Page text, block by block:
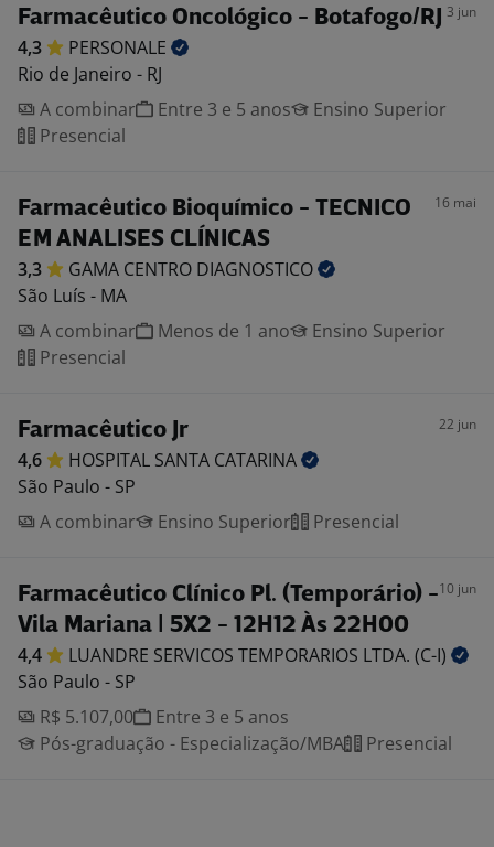
Farmacêutico Oncológico - Botafogo/RJ 3 jun
4,3
PERSONALE
Rio de Janeiro - RJ
A combinar
Entre 3 e 5 anos
Ensino Superior
Presencial
Farmacêutico Bioquímico - TECNICO
EM ANALISES CLÍNICAS
16 mai
3,3 GAMA CENTRO DIAGNOSTICO
São Luís - MA
A combinar
Menos de 1 ano
Ensino Superior
Presencial
Farmacêutico Jr 22 jun
4,6 HOSPITAL SANTA CATARINA
São Paulo - SP
A combinar
Ensino Superior Presencial
Farmacêutico Clínico Pl. (Temporário) -
Vila Mariana | 5X2 - 12H12 Às 22H00
10 jun
4,4 LUANDRE SERVICOS TEMPORARIOS LTDA. (C-I)
São Paulo - SP
R$ 5.107,00
Entre 3 e 5 anos
Pós-graduação - Especialização/MBA
Presencial